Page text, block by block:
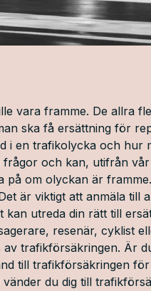
vara framme. De allra
ska få ersättning för
i en trafikolycka och hur
frågor och kan, utifrån
på om olyckan är framme.
är viktigt att anmäla till
utreda din rätt till
resenär, cyklist
trafikförsäkringen. Är
till trafikförsäkringen
du dig till